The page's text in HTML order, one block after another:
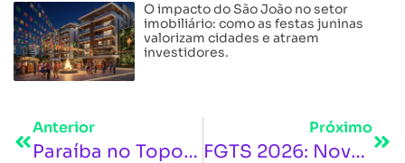
O impacto do São João no setor
imobiliário: como as festas juninas
valorizam cidades e atraem
investidores.
Anterior
Paraíba no Topo: João Pessoa e Campina Grande são eleitas as melhores cidades para se viver no Nordeste
Próximo
FGTS 2026: Novo Teto de R$ 2,25 Milhões Liberados para Imóveis de Médio e Alto Padrão.